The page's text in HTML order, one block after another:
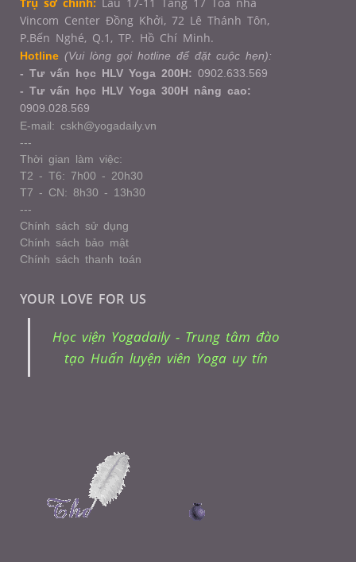
Vincom Center Đồng Khởi, 72 Lê Thánh Tôn,
P.Bến Nghé, Q.1, TP. Hồ Chí Minh.
Hotline (Vui lòng gọi hotline để đặt cuộc hẹn):
- Tư vấn học HLV Yoga 200H: 0902.633.569
- Tư vấn học HLV Yoga 300H nâng cao:
0909.028.569
E-mail: cskh@yogadaily.vn
---
Thời gian làm việc:
T2 - T6: 7h00 - 20h30
T7 - CN: 8h30 - 13h30
---
Chính sách sử dụng
Chính sách bảo mật
Chính sách thanh toán
YOUR LOVE FOR US
Học viện Yogadaily - Trung tâm đào
tạo Huấn luyện viên Yoga uy tín